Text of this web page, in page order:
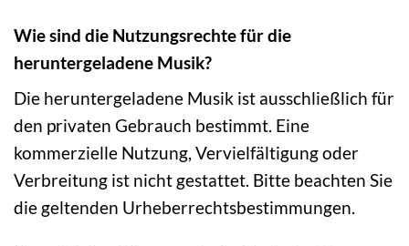
Wie sind die Nutzungsrechte für die
heruntergeladene Musik?
Die heruntergeladene Musik ist ausschließlich für
den privaten Gebrauch bestimmt. Eine
kommerzielle Nutzung, Vervielfältigung oder
Verbreitung ist nicht gestattet. Bitte beachten Sie
die geltenden Urheberrechtsbestimmungen.